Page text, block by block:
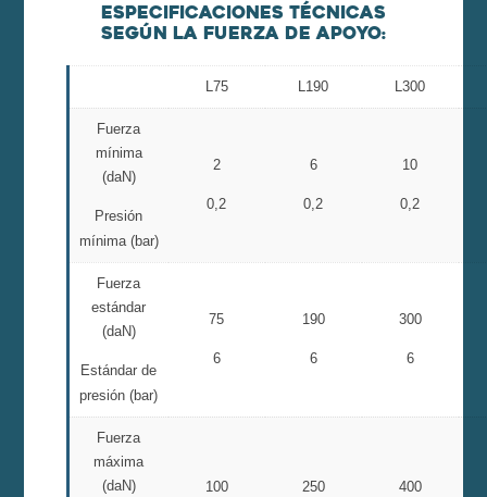
Especificaciones técnicas
según la fuerza de apoyo:
L75 L190 L300
Fuerza
mínima
(daN)
Presión
mínima (bar)
2
0,2
6
0,2
10
0,2
Fuerza
estándar
(daN)
Estándar de
presión (bar)
75
6
190
6
300
6
Fuerza
máxima
(daN)
100 250 400